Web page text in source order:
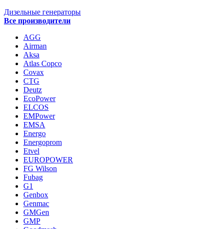
Дизельные генераторы
Все производители
AGG
Airman
Aksa
Atlas Copco
Covax
CTG
Deutz
EcoPower
ELCOS
EMPower
EMSA
Energo
Energoprom
Etvel
EUROPOWER
FG Wilson
Fubag
G1
Genbox
Genmac
GMGen
GMP